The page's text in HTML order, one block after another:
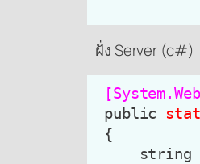
ฝั่ง Server (c#)
public
{
     string